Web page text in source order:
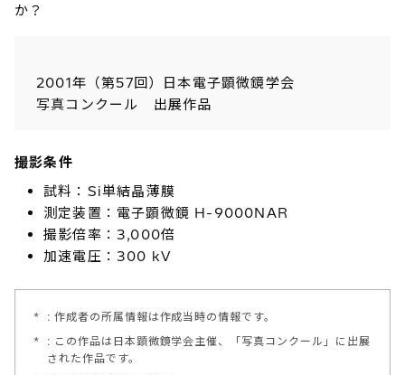
か？
2001年（第57回）日本電子顕微鏡学会
写真コンクール 出展作品
撮影条件
試料：Si単結晶薄膜
測定装置：電子顕微鏡 H-9000NAR
撮影倍率：3,000倍
加速電圧：300 kV
*
: 作成者の所属情報は作成当時の情報です。
*
: この作品は日本顕微鏡学会主催、「写真コンクール」に出展
された作品です。